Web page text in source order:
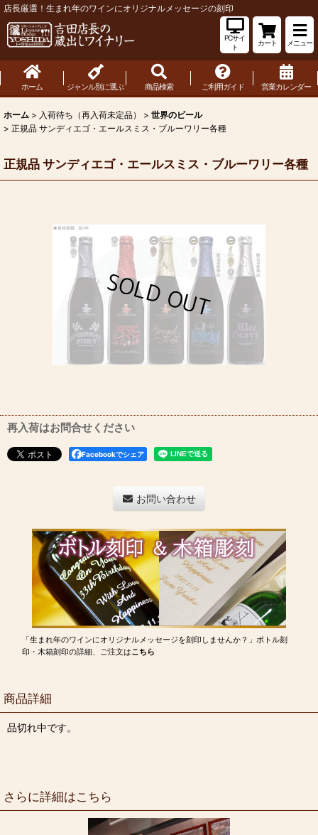
店長厳選！生まれ年のワインにオリジナルメッセージの刻印
PCサイ
ト
カート メニュー
ホーム ジャンル別に選ぶ 商品検索 ご利用ガイド 営業カレンダー
ホーム > 入荷待ち（再入荷未定品） > 世界のビール
> 正規品 サンディエゴ・エールスミス・ブルーワリー各種
正規品 サンディエゴ・エールスミス・ブルーワリー各種
再入荷はお問合せください
Facebookでシェア
お問い合わせ
「生まれ年のワインにオリジナルメッセージを刻印しませんか？」ボトル刻
印・木箱刻印の詳細、ご注文はこちら
商品詳細
品切れ中です。
さらに詳細はこちら